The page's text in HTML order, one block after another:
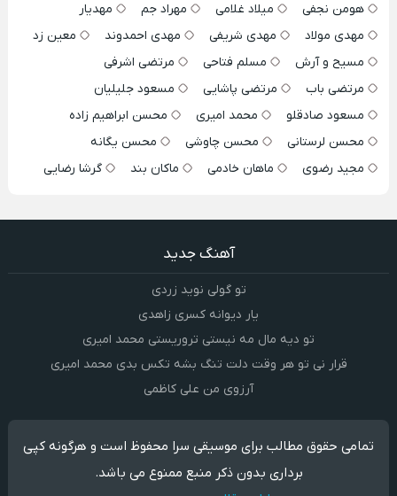
هومن نجفی
میلاد غلامی مهراد جم
مهدیار
مهدی مولاد
مهدی شریفی مهدی احمدوند
معین زد
مسیح و آرش
مسلم فتاحی
مرتضی اشرفی
مرتضی باب
مرتضی پاشایی
مسعود جلیلیان
مسعود صادقلو
محمد امیری
محسن ابراهیم زاده
محسن لرستانی
محسن چاوشی
محسن یگانه
مجید رضوی
ماهان خادمی ماکان بند گرشا رضایی
آهنگ جدید
تو گولی نوید زردی
یار دیوانه کسری زاهدی
تو دیه مال مه نیستی تروریستی محمد امیری
قرار نی تو هر وقت دلت تنگ بشه تکس بدی محمد امیری
آرزوی من علی کاظمی
تمامی حقوق مطالب برای موسیقی سرا محفوظ است و هرگونه کپی
برداری بدون ذکر منبع ممنوع می باشد.